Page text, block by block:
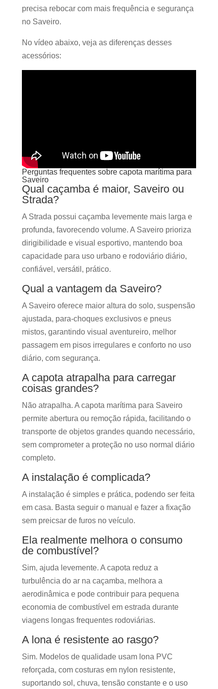
precisa rebocar com mais frequência e segurança
no Saveiro.
No vídeo abaixo, veja as diferenças desses
acessórios:
Perguntas frequentes sobre capota marítima para
Saveiro
Qual caçamba é maior, Saveiro ou
Strada?
A Strada possui caçamba levemente mais larga e
profunda, favorecendo volume. A Saveiro prioriza
dirigibilidade e visual esportivo, mantendo boa
capacidade para uso urbano e rodoviário diário,
confiável, versátil, prático.
Qual a vantagem da Saveiro?
A Saveiro oferece maior altura do solo, suspensão
ajustada, para-choques exclusivos e pneus
mistos, garantindo visual aventureiro, melhor
passagem em pisos irregulares e conforto no uso
diário, com segurança.
A capota atrapalha para carregar
coisas grandes?
Não atrapalha. A capota marítima para Saveiro
permite abertura ou remoção rápida, facilitando o
transporte de objetos grandes quando necessário,
sem comprometer a proteção no uso normal diário
completo.
A instalação é complicada?
A instalação é simples e prática, podendo ser feita
em casa. Basta seguir o manual e fazer a fixação
sem preicsar de furos no veículo.
Ela realmente melhora o consumo
de combustível?
Sim, ajuda levemente. A capota reduz a
turbulência do ar na caçamba, melhora a
aerodinâmica e pode contribuir para pequena
economia de combustível em estrada durante
viagens longas frequentes rodoviárias.
A lona é resistente ao rasgo?
Sim. Modelos de qualidade usam lona PVC
reforçada, com costuras em nylon resistente,
suportando sol, chuva, tensão constante e o uso